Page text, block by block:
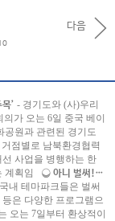
다음
’ - 경기도와 (사)우리
가 오는 6일 중국 베이
공원과 관련된 경기도
점별로 남북환경협력
사업을 병행하는 한
계획임
❍ 아니 벌써!…
내 테마파크들은 벌써
은 다양한 프로그램으
오는 7일부터 환상적이